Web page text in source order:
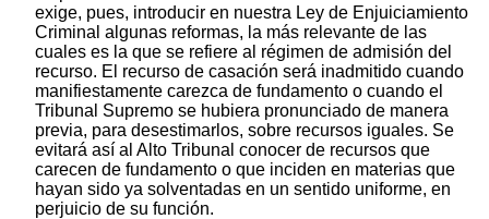
exige, pues, introducir en nuestra Ley de Enjuiciamiento
Criminal algunas reformas, la más relevante de las
cuales es la que se refiere al régimen de admisión del
recurso. El recurso de casación será inadmitido cuando
manifiestamente carezca de fundamento o cuando el
Tribunal Supremo se hubiera pronunciado de manera
previa, para desestimarlos, sobre recursos iguales. Se
evitará así al Alto Tribunal conocer de recursos que
carecen de fundamento o que inciden en materias que
hayan sido ya solventadas en un sentido uniforme, en
perjuicio de su función.